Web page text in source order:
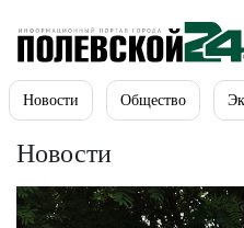
Новости Общество
Новости